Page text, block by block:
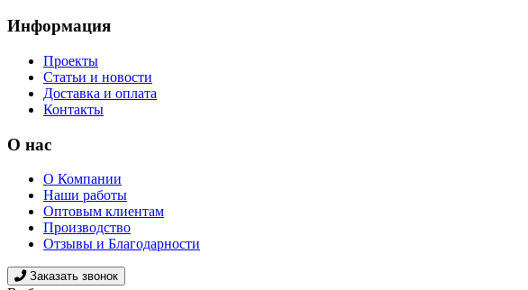
Информация
Проекты
Статьи и новости
Доставка и оплата
Контакты
О нас
О Компании
Наши работы
Оптовым клиентам
Производство
Отзывы и Благодарности
Заказать звонок